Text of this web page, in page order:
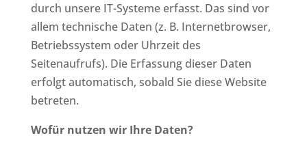
durch unsere IT-Systeme erfasst. Das sind vor
allem technische Daten (z. B. Internetbrowser,
Betriebssystem oder Uhrzeit des
Seitenaufrufs). Die Erfassung dieser Daten
erfolgt automatisch, sobald Sie diese Website
betreten.
Wofür nutzen wir Ihre Daten?